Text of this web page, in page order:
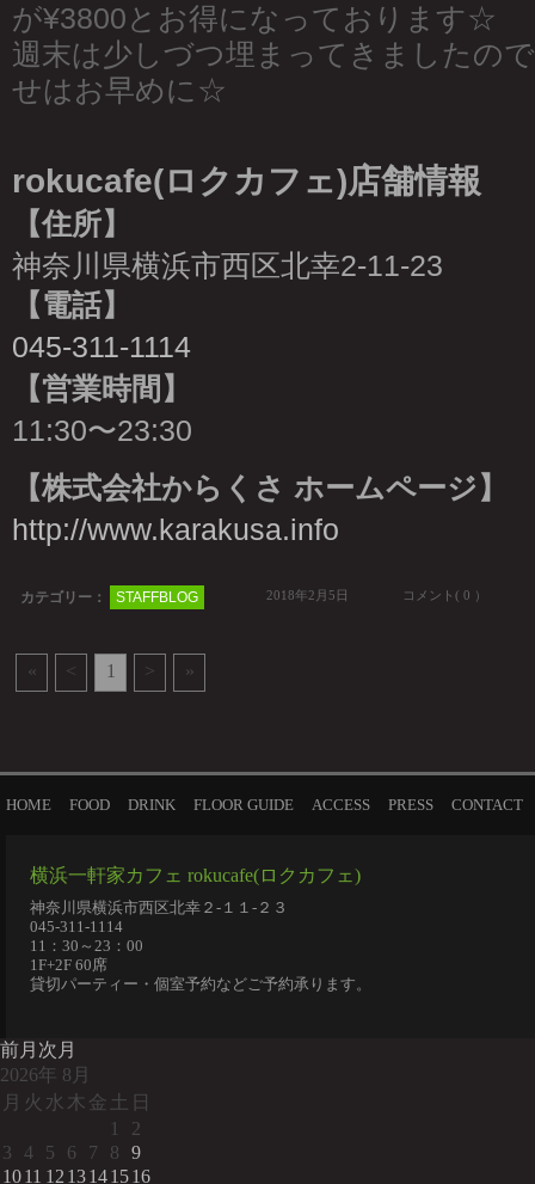
が¥3800とお得になっております☆
週末は少しづつ埋まってきましたの
せはお早めに☆
rokucafe(ロクカフェ)店舗情報
【住所】
神奈川県横浜市西区北幸2-11-23
【電話】
045-311-1114
【営業時間】
11:30〜23:30
【株式会社からくさ ホームページ】
http://www.karakusa.info
カテゴリー： STAFFBLOG 2018年2月5日 コメント( 0 ）
« < 1 > »
HOME FOOD DRINK FLOOR GUIDE ACCESS PRESS CONTACT
横浜一軒家カフェ rokucafe(ロクカフェ)
神奈川県横浜市西区北幸２-１１-２３
045-311-1114
11：30～23：00
1F+2F 60席
貸切パーティー・個室予約などご予約承ります。
前月 次月
2026年 8月
月 火 水 木 金 土 日
1
2
3
4 5 6 7 8
9
1011 12 13141516